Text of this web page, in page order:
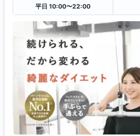
平日 10:00〜22:00